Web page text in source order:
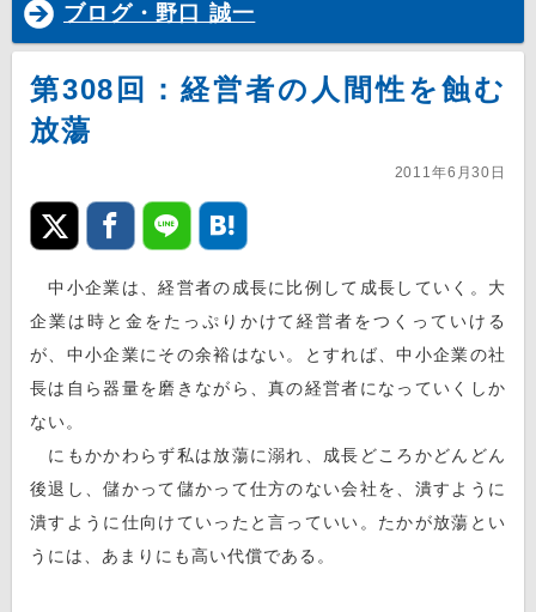
ブログ・野口 誠一
第308回：経営者の人間性を蝕む
放蕩
2011年6月30日
中小企業は、経営者の成長に比例して成長していく。大
企業は時と金をたっぷりかけて経営者をつくっていける
が、中小企業にその余裕はない。とすれば、中小企業の社
長は自ら器量を磨きながら、真の経営者になっていくしか
ない。
にもかかわらず私は放蕩に溺れ、成長どころかどんどん
後退し、儲かって儲かって仕方のない会社を、潰すように
潰すように仕向けていったと言っていい。たかが放蕩とい
うには、あまりにも高い代償である。